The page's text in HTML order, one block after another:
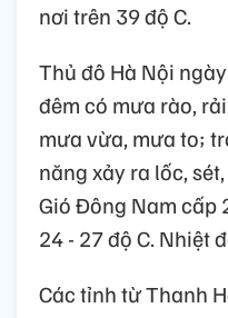
nơi trên 39 độ C.
Thủ đô Hà Nội
đêm có mưa rào,
mưa vừa, mưa to;
năng xảy ra lốc,
Gió Đông Nam cấp
24 - 27 độ C. Nhiệt
Các tỉnh từ Thanh